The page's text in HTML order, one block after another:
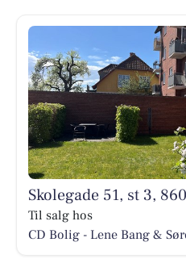
Skolegade 51, st 3,
Til salg hos
CD Bolig - Lene Bang &